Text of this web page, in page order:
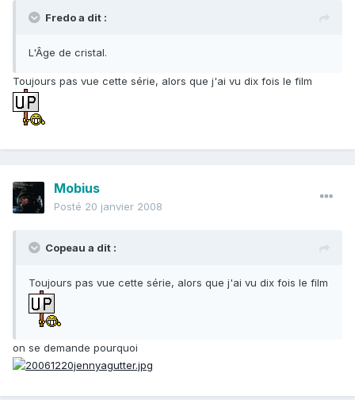
Fredo a dit :
L'Âge de cristal.
Toujours pas vue cette série, alors que j'ai vu dix fois le film
Mobius
Posté 20 janvier 2008
Copeau a dit :
Toujours pas vue cette série, alors que j'ai vu dix fois le film
on se demande pourquoi